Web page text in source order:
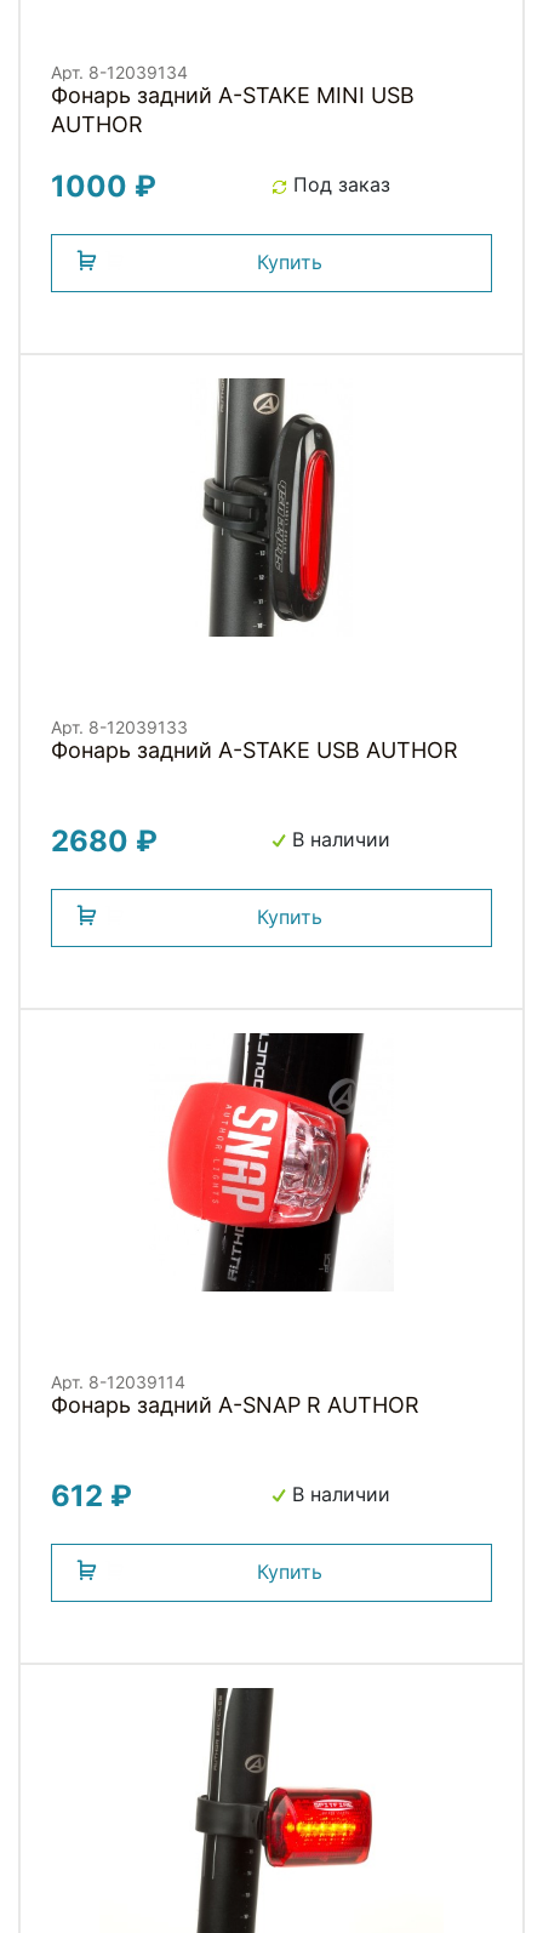
Арт. 8-12039134
Фонарь задний A-STAKE MINI USB
AUTHOR
1000 ₽ Под заказ
Купить
Арт. 8-12039133
Фонарь задний A-STAKE USB AUTHOR
2680 ₽ В наличии
Купить
Арт. 8-12039114
Фонарь задний A-SNAP R AUTHOR
612 ₽ В наличии
Купить